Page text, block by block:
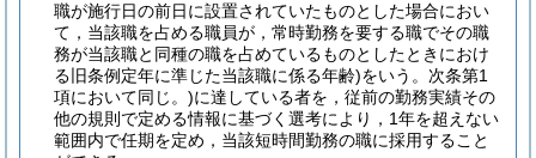
職が施行日の前日に設置されていたものとした場合におい
て，当該職を占める職員が，常時勤務を要する職でその職
務が当該職と同種の職を占めているものとしたときにおけ
る旧条例定年に準じた当該職に係る年齢)をいう。次条第1
項において同じ。)に達している者を，従前の勤務実績その
他の規則で定める情報に基づく選考により，1年を超えない
範囲内で任期を定め，当該短時間勤務の職に採用すること